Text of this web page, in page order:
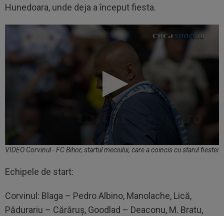
Hunedoara, unde deja a început fiesta.
VIDEO Corvinul - FC Bihor, startul meciului, care a coincis cu starul fiestei
Echipele de start:
Corvinul: Blaga – Pedro Albino, Manolache, Lică,
Pădurariu – Cărăruș, Goodlad – Deaconu, M. Bratu,